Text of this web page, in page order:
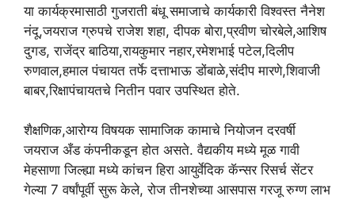
या कार्यक्रमासाठी गुजराती बंधू समाजाचे कार्यकारी विश्वस्त नैनेश
नंदू,जयराज ग्रुपचे राजेश शहा, दीपक बोरा,प्रवीण चोरबेले,आशिष
दुगड, राजेंद्र बाठिया,रायकुमार नहार,रमेशभाई पटेल,दिलीप
रुणवाल,हमाल पंचायत तर्फे दत्ताभाऊ डोंबाळे,संदीप मारणे,शिवाजी
बाबर,रिक्षापंचायतचे नितीन पवार उपस्थित होते.
शैक्षणिक,आरोग्य विषयक सामाजिक कामाचे नियोजन दरवर्षी
जयराज अँड कंपनीकडून होत असते. वैद्यकीय मध्ये मूळ गावी
मेहसाणा जिल्ह्या मध्ये कांचन हिरा आयुर्वेदिक कॅन्सर रिसर्च सेंटर
गेल्या 7 वर्षांपूर्वी सुरू केले, रोज तीनशेच्या आसपास गरजू रुग्ण लाभ